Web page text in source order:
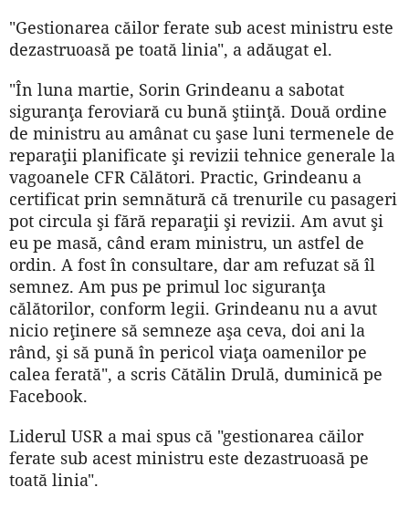
"Gestionarea căilor ferate sub acest ministru este
dezastruoasă pe toată linia", a adăugat el.
"În luna martie, Sorin Grindeanu a sabotat
siguranţa feroviară cu bună ştiinţă. Două ordine
de ministru au amânat cu şase luni termenele de
reparaţii planificate şi revizii tehnice generale la
vagoanele CFR Călători. Practic, Grindeanu a
certificat prin semnătură că trenurile cu pasageri
pot circula şi fără reparaţii şi revizii. Am avut şi
eu pe masă, când eram ministru, un astfel de
ordin. A fost în consultare, dar am refuzat să îl
semnez. Am pus pe primul loc siguranţa
călătorilor, conform legii. Grindeanu nu a avut
nicio reţinere să semneze aşa ceva, doi ani la
rând, şi să pună în pericol viaţa oamenilor pe
calea ferată", a scris Cătălin Drulă, duminică pe
Facebook.
Liderul USR a mai spus că "gestionarea căilor
ferate sub acest ministru este dezastruoasă pe
toată linia".